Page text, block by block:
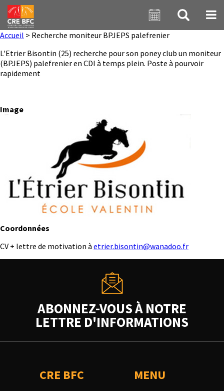
Aller au contenu principal
Accueil > Recherche moniteur BPJEPS palefrenier
L'Etrier Bisontin (25) recherche pour son poney club un moniteur
(BPJEPS) palefrenier en CDI à temps plein. Poste à pourvoir
rapidement
Image
Coordonnées
CV + lettre de motivation à etrier.bisontin@wanadoo.fr
ABONNEZ-VOUS À NOTRE
LETTRE D'INFORMATIONS
CRE BFC MENU